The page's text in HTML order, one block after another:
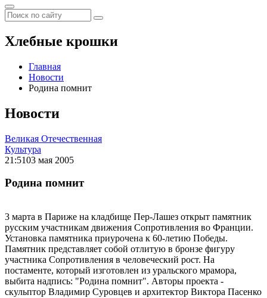
Хлебные крошки
Главная
Новости
Родина помнит
Новости
Великая Отечественная
Культура
21:5103 мая 2005
Родина помнит
3 марта в Париже на кладбище Пер-Лашез открыт памятник
русским участникам движения Сопротивления во Франции.
Установка памятника приурочена к 60-летию Победы.
Памятник представляет собой отлитую в бронзе фигуру
участника Сопротивления в человеческий рост. На
постаменте, который изготовлен из уральского мрамора,
выбита надпись: "Родина помнит". Авторы проекта -
скульптор Владимир Суровцев и архитектор Виктора Пасенко